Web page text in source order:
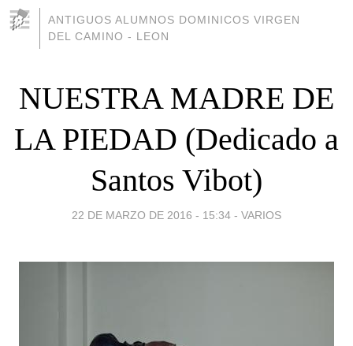
ANTIGUOS ALUMNOS DOMINICOS VIRGEN
DEL CAMINO - LEON
NUESTRA MADRE DE
LA PIEDAD (Dedicado a
Santos Vibot)
22 DE MARZO DE 2016 - 15:34 - VARIOS